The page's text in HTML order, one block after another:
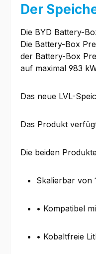
Der
Die BYD Battery-
Die Battery-Box
der Battery-Box
auf maximal 983
Das neue LVL-
Das Produkt
Die beiden
Skalierbar von
• Kompatibel
• Kobaltfreie